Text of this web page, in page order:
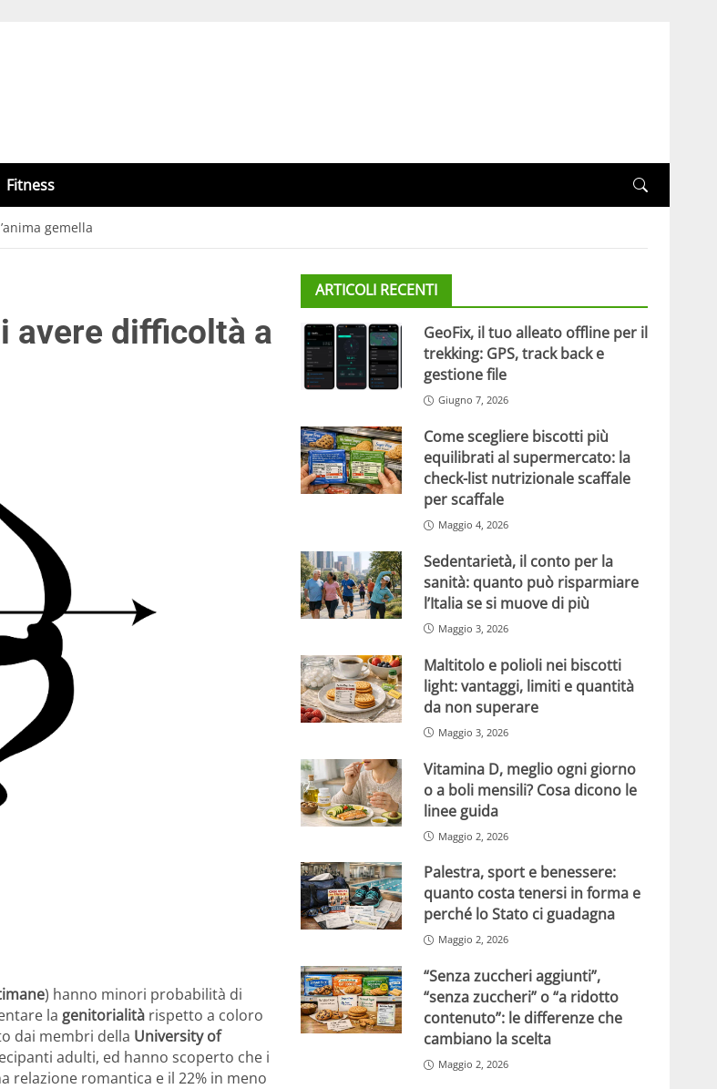
Fitness
gemella
avere difficoltà a
) hanno minori probabilità di
la genitorialità rispetto a coloro
dai membri della University of
adulti, ed hanno scoperto che i
relazione romantica e il 22% in meno
ARTICOLI RECENTI
GeoFix, il tuo alleato offline per il
trekking: GPS, track back e
gestione file
Giugno 7, 2026
Come scegliere biscotti più
equilibrati al supermercato: la
check-list nutrizionale scaffale
per scaffale
Maggio 4, 2026
Sedentarietà, il conto per la
sanità: quanto può risparmiare
l’Italia se si muove di più
Maggio 3, 2026
Maltitolo e polioli nei biscotti
light: vantaggi, limiti e quantità
da non superare
Maggio 3, 2026
Vitamina D, meglio ogni giorno
o a boli mensili? Cosa dicono le
linee guida
Maggio 2, 2026
Palestra, sport e benessere:
quanto costa tenersi in forma e
perché lo Stato ci guadagna
Maggio 2, 2026
“Senza zuccheri aggiunti”,
“senza zuccheri” o “a ridotto
contenuto”: le differenze che
cambiano la scelta
Maggio 2, 2026